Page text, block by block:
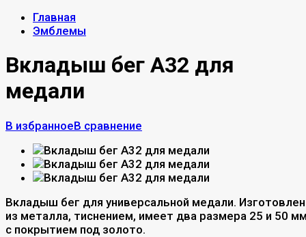
Главная
Эмблемы
Вкладыш бег A32 для
медали
В избранноеВ сравнение
Вкладыш бег для универсальной медали. Изготовлен
из металла, тиснением, имеет два размера 25 и 50
с покрытием под золото.